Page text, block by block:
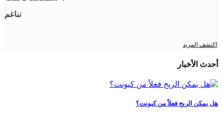
تناغم
اكتشف المزيد
أحدث الأخبار
هل يمكن الربح فعلاً من كيونت؟